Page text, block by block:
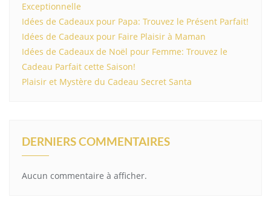
Exceptionnelle
Idées de Cadeaux pour Papa: Trouvez le Présent Parfait!
Idées de Cadeaux pour Faire Plaisir à Maman
Idées de Cadeaux de Noël pour Femme: Trouvez le
Cadeau Parfait cette Saison!
Plaisir et Mystère du Cadeau Secret Santa
DERNIERS COMMENTAIRES
Aucun commentaire à afficher.